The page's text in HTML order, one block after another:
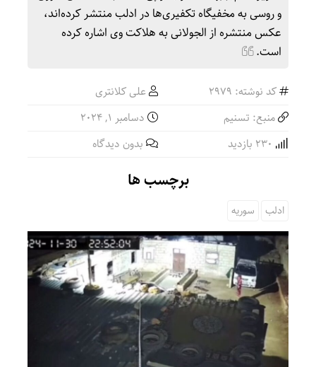
و روسی به مخفیگاه تکفیری‌ها در ادلب منتشر کرده‌اند،
عکس منتشره از الجولانی به هلاکت وی اشاره کرده
است.
کد نوشته: 2979
علی کلانتری
منبع: تسنیم
دسامبر 1, 2024
بدون دیدگاه
برچسب ها
ادلب سوریه